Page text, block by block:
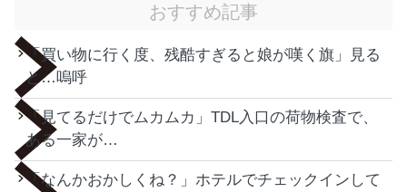
おすすめ記事
「買い物に行く度、残酷すぎると娘が嘆く旗」見る
と…嗚呼
「見てるだけでムカムカ」TDL入口の荷物検査で、
ある一家が…
「なんかおかしくね？」ホテルでチェックインして